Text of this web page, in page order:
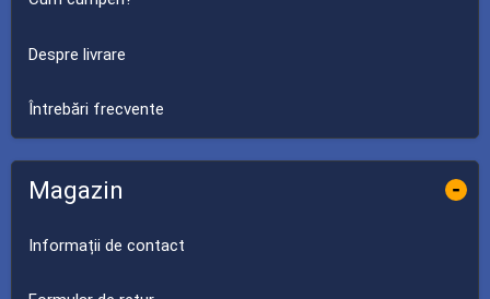
Despre livrare
Întrebări frecvente
Magazin -
Informații de contact